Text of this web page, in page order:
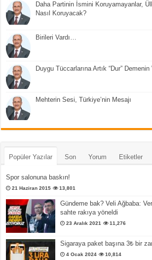
Daha Partinin İsmini Koruyamayanlar,
Nasıl Koruyacak?
Birileri Vardı…
Duygu Tüccarlarına Artık “Dur”
Mehterin Sesi, Türkiye’nin Mesajı
Popüler Yazılar Son Yorum Etiketler
Spor salonuna baskın!
21 Haziran 2015 13,801
Gündeme bak? Veli Ağbaba:
sahte rakıya yöneldi
23 Aralık 2021 11,276
Sigaraya paket başına 3₺ bir
4 Ocak 2024 10,814